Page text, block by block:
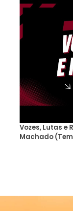
Vozes, Lutas e
Machado